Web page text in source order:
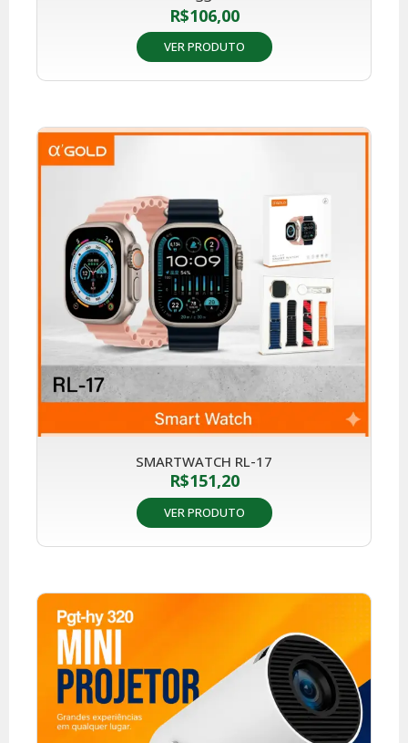
R$106,00
VER PRODUTO
SMARTWATCH RL-17
R$151,20
VER PRODUTO